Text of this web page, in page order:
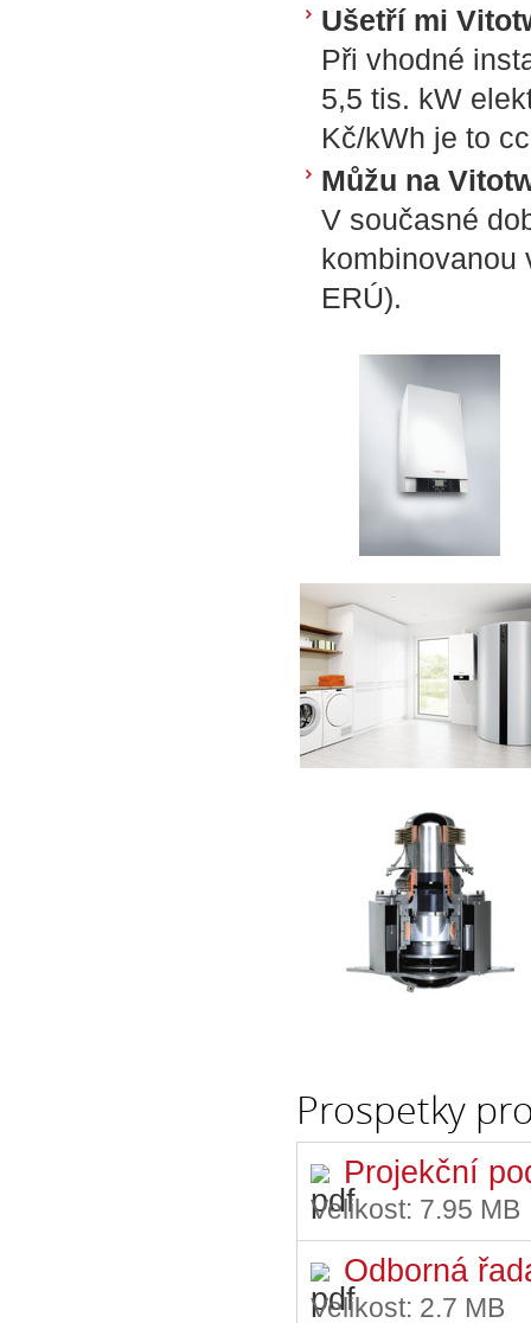
Ušetří mi
Při vhodné
5,5 tis. kW
Kč/kWh je to
Můžu na
V současné
kombinovanou
ERÚ).
Prospetky
Projekční
Velikost: 7.95 MB
Odborná
Velikost: 2.7 MB